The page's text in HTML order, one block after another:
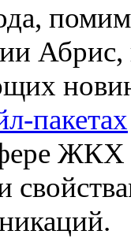
пакетах
ЖКХ